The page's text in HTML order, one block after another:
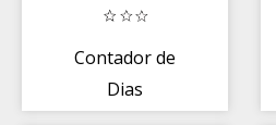
Contador de
Dias